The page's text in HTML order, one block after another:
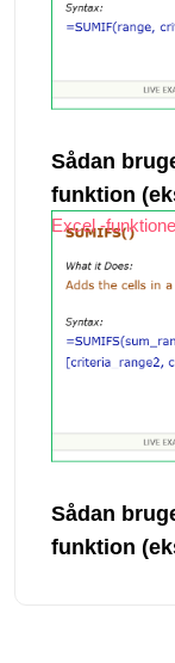
Sådan
funktion
Excel -
Sådan
funktion